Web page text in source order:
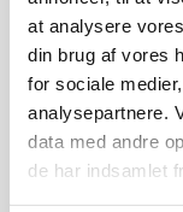
at analysere
din brug af vores
for sociale
analysepartnere.
data med andre
de har indsamlet